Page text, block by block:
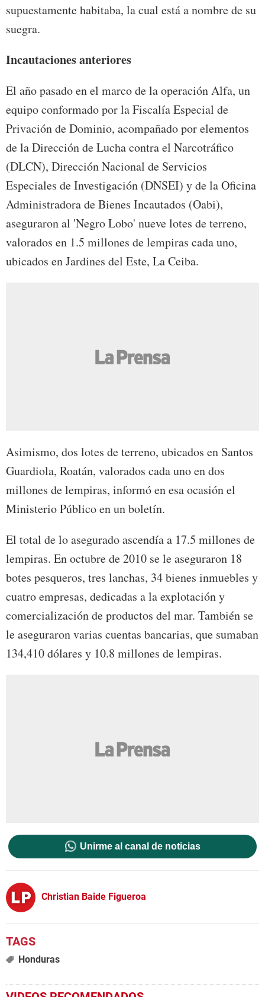
supuestamente habitaba, la cual está a nombre de su
suegra.
Incautaciones anteriores
El año pasado en el marco de la operación Alfa, un
equipo conformado por la Fiscalía Especial de
Privación de Dominio, acompañado por elementos
de la Dirección de Lucha contra el Narcotráfico
(DLCN), Dirección Nacional de Servicios
Especiales de Investigación (DNSEI) y de la Oficina
Administradora de Bienes Incautados (Oabi),
aseguraron al 'Negro Lobo' nueve lotes de terreno,
valorados en 1.5 millones de lempiras cada uno,
ubicados en Jardines del Este, La Ceiba.
Asimismo, dos lotes de terreno, ubicados en Santos
Guardiola, Roatán, valorados cada uno en dos
millones de lempiras, informó en esa ocasión el
Ministerio Público en un boletín.
El total de lo asegurado ascendía a 17.5 millones de
lempiras. En octubre de 2010 se le aseguraron 18
botes pesqueros, tres lanchas, 34 bienes inmuebles y
cuatro empresas, dedicadas a la explotación y
comercialización de productos del mar. También se
le aseguraron varias cuentas bancarias, que sumaban
134,410 dólares y 10.8 millones de lempiras.
Unirme al canal de noticias
Christian Baide Figueroa
Honduras